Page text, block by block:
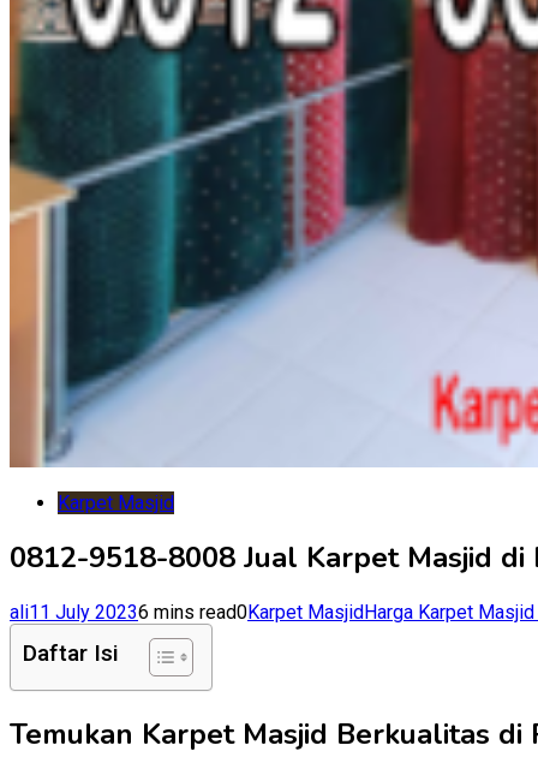
Karpet Masjid
0812-9518-8008 Jual Karpet Masjid
ali11 July 20236 mins read0Karpet MasjidHarga Karpet
Daftar Isi
Temukan Karpet Masjid Berkualitas